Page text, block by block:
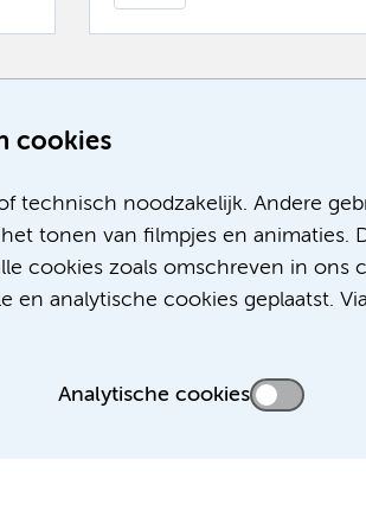
cookies
technisch noodzakelijk. Andere
tonen van filmpjes en animaties.
cookies zoals omschreven in ons
en analytische cookies geplaatst.
Analytische cookies